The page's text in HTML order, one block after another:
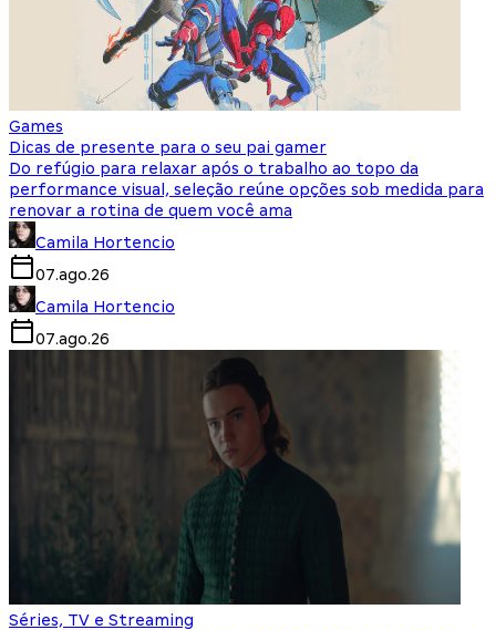
Games
Dicas de presente para o seu pai gamer
Do refúgio para relaxar após o trabalho ao topo da
performance visual, seleção reúne opções sob medida para
renovar a rotina de quem você ama
Camila Hortencio
07.ago.26
Camila Hortencio
07.ago.26
Séries, TV e Streaming